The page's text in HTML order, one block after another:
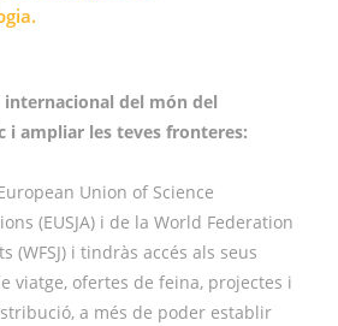
del món del
i ampliar les teves fronteres:
Union of Science
(EUSJA) i de la World Federation
(WFSJ) i tindràs accés als seus
viatge, ofertes de feina, projectes i
a més de poder establir